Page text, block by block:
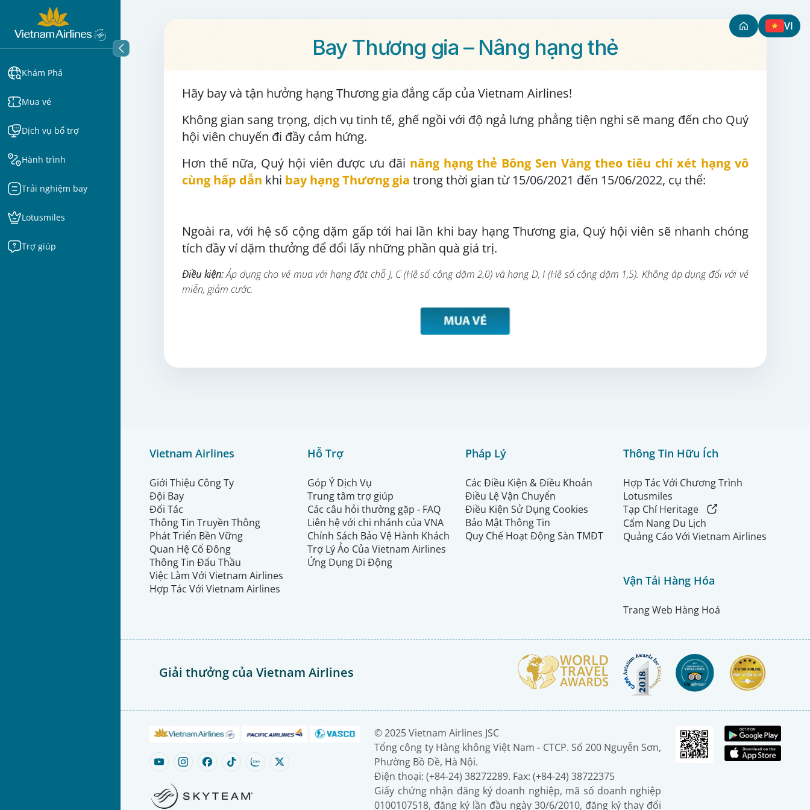
Khám Phá
Mua vé
Dịch vụ bổ trợ
Hành trình
Trải nghiệm bay
Lotusmiles
Trợ giúp
VI
Bay Thương gia – Nâng hạng thẻ
Hãy bay và tận hưởng hạng Thương gia đẳng cấp của Vietnam Airlines!
Không gian sang trọng, dịch vụ tinh tế, ghế ngồi với độ ngả lưng phẳng tiện nghi sẽ mang đến cho Quý
hội viên chuyến đi đầy cảm hứng.
Hơn thế nữa, Quý hội viên được ưu đãi nâng hạng thẻ Bông Sen Vàng theo tiêu chí xét hạng vô
cùng hấp dẫn khi bay hạng Thương gia trong thời gian từ 15/06/2021 đến 15/06/2022, cụ thể:
Ngoài ra, với hệ số cộng dặm gấp tới hai lần khi bay hạng Thương gia, Quý hội viên sẽ nhanh chóng
tích đầy ví dặm thưởng để đổi lấy những phần quà giá trị.
Điều kiện:Áp dụng cho vé mua với hạng đặt chỗ J, C (Hệ số cộng dặm 2,0) và hạng D, I (Hệ số cộng dặm 1,5). Không áp dụng đối với vé
miễn, giảm cước.
Vietnam Airlines
Giới Thiệu Công Ty
Đội Bay
Đối Tác
Thông Tin Truyền Thông
Phát Triển Bền Vững
Quan Hệ Cổ Đông
Thông Tin Đấu Thầu
Việc Làm Với Vietnam Airlines
Hợp Tác Với Vietnam Airlines
Hỗ Trợ
Góp Ý Dịch Vụ
Trung tâm trợ giúp
Các câu hỏi thường gặp - FAQ
Liên hệ với chi nhánh của VNA
Chính Sách Bảo Vệ Hành Khách
Trợ Lý Ảo Của Vietnam Airlines
Ứng Dụng Di Động
Pháp Lý
Các Điều Kiện & Điều Khoản
Điều Lệ Vận Chuyển
Điều Kiện Sử Dụng Cookies
Bảo Mật Thông Tin
Quy Chế Hoạt Động Sàn TMĐT
Thông Tin Hữu Ích
Hợp Tác Với Chương Trình
Lotusmiles
Tạp Chí Heritage
Cẩm Nang Du Lịch
Quảng Cáo Với Vietnam Airlines
Vận Tải Hàng Hóa
Trang Web Hàng Hoá
Giải thưởng của Vietnam Airlines
© 2025 Vietnam Airlines JSC
Tổng công ty Hàng không Việt Nam - CTCP. Số 200 Nguyễn Sơn,
Phường Bồ Đề, Hà Nội.
Điện thoại: (+84-24) 38272289. Fax: (+84-24) 38722375
Giấy chứng nhận đăng ký doanh nghiệp, mã số doanh nghiệp
0100107518, đăng ký lần đầu ngày 30/6/2010, đăng ký thay đổi